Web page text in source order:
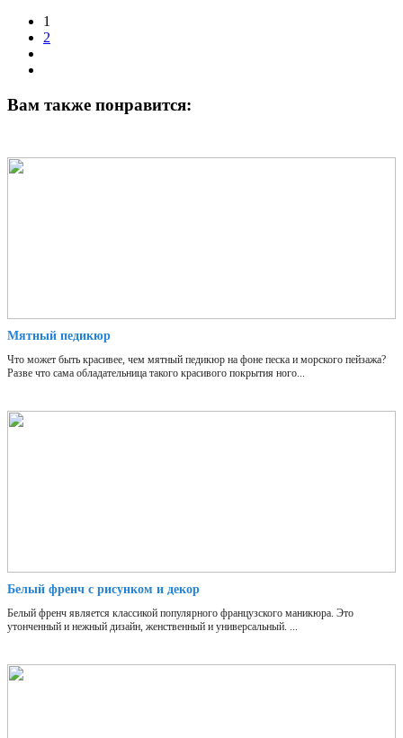
1
2
Вам также понравится:
Мятный педикюр
Что может быть красивее, чем мятный педикюр на фоне песка и морского пейзажа?
Разве что сама обладательница такого красивого покрытия ного...
Белый френч с рисунком и декор
Белый френч является классикой популярного французского маникюра. Это
утонченный и нежный дизайн, женственный и универсальный. ...